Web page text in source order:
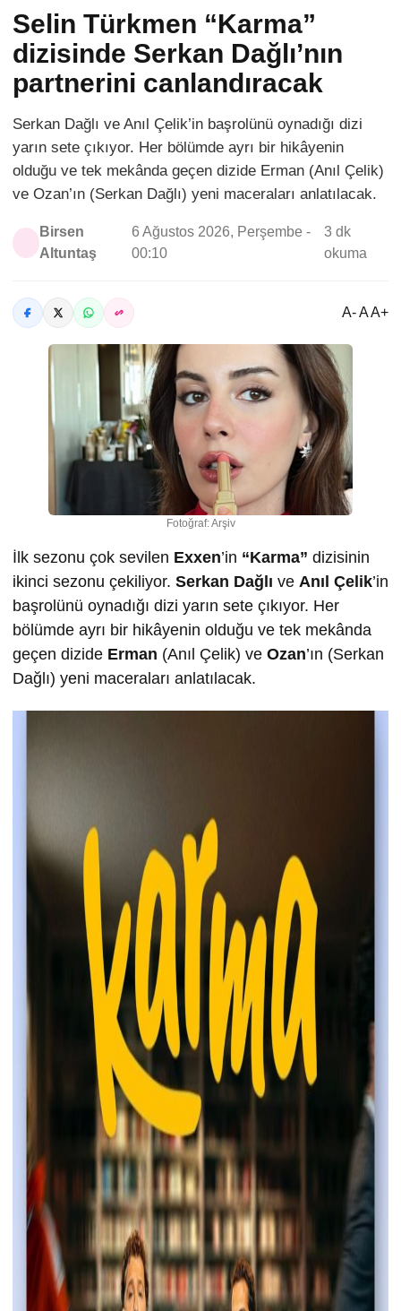
Selin Türkmen “Karma”
dizisinde Serkan Dağlı’nın
partnerini canlandıracak
Serkan Dağlı ve Anıl Çelik’in başrolünü oynadığı dizi
yarın sete çıkıyor. Her bölümde ayrı bir hikâyenin
olduğu ve tek mekânda geçen dizide Erman (Anıl Çelik)
ve Ozan’ın (Serkan Dağlı) yeni maceraları anlatılacak.
Birsen
Altuntaş
6 Ağustos 2026, Perşembe -
00:10
3 dk
okuma
A- A A+
Fotoğraf: Arşiv
İlk sezonu çok sevilen Exxen’in “Karma” dizisinin
ikinci sezonu çekiliyor. Serkan Dağlı ve Anıl Çelik’in
başrolünü oynadığı dizi yarın sete çıkıyor. Her
bölümde ayrı bir hikâyenin olduğu ve tek mekânda
geçen dizide Erman (Anıl Çelik) ve Ozan’ın (Serkan
Dağlı) yeni maceraları anlatılacak.